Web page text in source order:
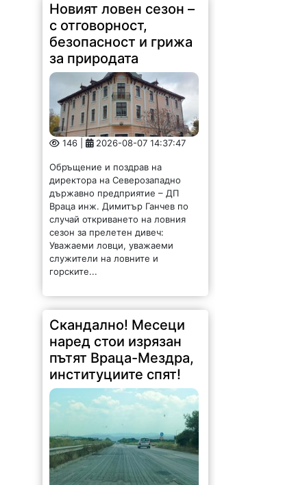
Новият ловен сезон –
с отговорност,
безопасност и грижа
за природата
146 | 2026-08-07 14:37:47
Обръщение и поздрав на
директора на Северозападно
държавно предприятие – ДП
Враца инж. Димитър Ганчев по
случай откриването на ловния
сезон за прелетен дивеч:
Уважаеми ловци, уважаеми
служители на ловните и
горските...
Скандално! Месеци
наред стои изрязан
пътят Враца-Мездра,
институциите спят!